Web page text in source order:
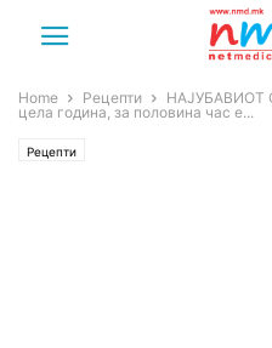
Home Рецепти
НАЈУБАВИОТ
цела година, за половина час е...
Рецепти